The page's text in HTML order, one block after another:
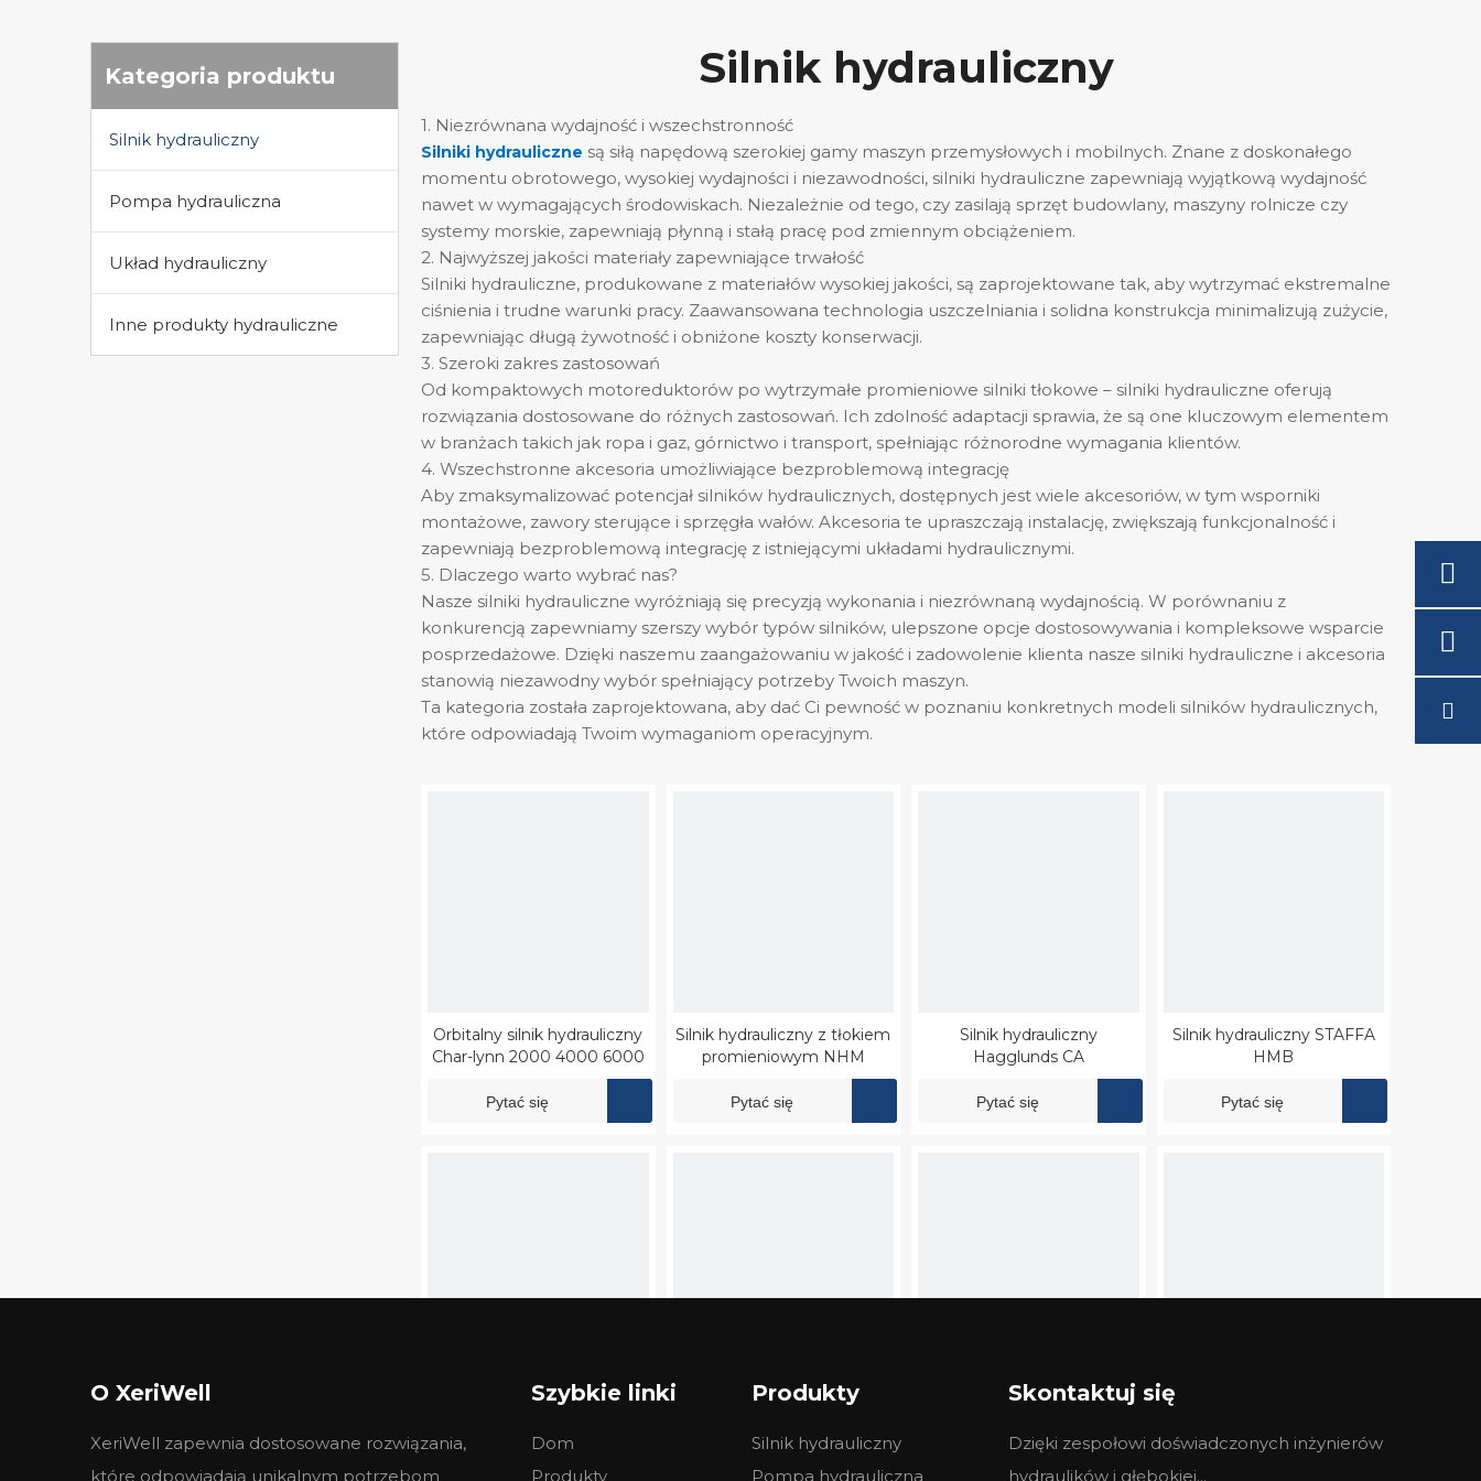
Kategoria produktu
Silnik hydrauliczny
Pompa hydrauliczna
Układ hydrauliczny
Inne produkty hydrauliczne
Silnik hydrauliczny
1. Niezrównana wydajność i wszechstronność
Silniki hydrauliczne są siłą napędową szerokiej gamy maszyn przemysłowych i mobilnych. Znane z doskonałego
momentu obrotowego, wysokiej wydajności i niezawodności, silniki hydrauliczne zapewniają wyjątkową wydajność
nawet w wymagających środowiskach. Niezależnie od tego, czy zasilają sprzęt budowlany, maszyny rolnicze czy
systemy morskie, zapewniają płynną i stałą pracę pod zmiennym obciążeniem.
2. Najwyższej jakości materiały zapewniające trwałość
Silniki hydrauliczne, produkowane z materiałów wysokiej jakości, są zaprojektowane tak, aby wytrzymać ekstremalne
ciśnienia i trudne warunki pracy. Zaawansowana technologia uszczelniania i solidna konstrukcja minimalizują zużycie,
zapewniając długą żywotność i obniżone koszty konserwacji.
3. Szeroki zakres zastosowań
Od kompaktowych motoreduktorów po wytrzymałe promieniowe silniki tłokowe – silniki hydrauliczne oferują
rozwiązania dostosowane do różnych zastosowań. Ich zdolność adaptacji sprawia, że ​​są one kluczowym elementem
w branżach takich jak ropa i gaz, górnictwo i transport, spełniając różnorodne wymagania klientów.
4. Wszechstronne akcesoria umożliwiające bezproblemową integrację
Aby zmaksymalizować potencjał silników hydraulicznych, dostępnych jest wiele akcesoriów, w tym wsporniki
montażowe, zawory sterujące i sprzęgła wałów. Akcesoria te upraszczają instalację, zwiększają funkcjonalność i
zapewniają bezproblemową integrację z istniejącymi układami hydraulicznymi.
5. Dlaczego warto wybrać nas?
Nasze silniki hydrauliczne wyróżniają się precyzją wykonania i niezrównaną wydajnością. W porównaniu z
konkurencją zapewniamy szerszy wybór typów silników, ulepszone opcje dostosowywania i kompleksowe wsparcie
posprzedażowe. Dzięki naszemu zaangażowaniu w jakość i zadowolenie klienta nasze silniki hydrauliczne i akcesoria
stanowią niezawodny wybór spełniający potrzeby Twoich maszyn.
Ta kategoria została zaprojektowana, aby dać Ci pewność w poznaniu konkretnych modeli silników hydraulicznych,
które odpowiadają Twoim wymaganiom operacyjnym.
Orbitalny silnik hydrauliczny
Char-lynn 2000 4000 6000
Pytać się
Silnik hydrauliczny z tłokiem
promieniowym NHM
Pytać się
Silnik hydrauliczny
Hagglunds CA
Pytać się
Silnik hydrauliczny STAFFA
HMB
Pytać się
Silnik hydrauliczny Eaton
Hydrauliczny silnik obrotu
Silnik hydrauliczny Danfoss
O XeriWell
XeriWell zapewnia dostosowane rozwiązania,
które odpowiadają unikalnym potrzebom
Szybkie linki
Dom
Produkty
Produkty
Silnik hydrauliczny
Pompa hydrauliczna
Skontaktuj się
Dzięki zespołowi doświadczonych inżynierów
hydraulików i głębokiej...